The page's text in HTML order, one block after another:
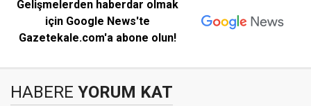
Gelişmelerden haberdar olmak
için Google News'te
Gazetekale.com'a abone olun!
HABERE YORUM KAT